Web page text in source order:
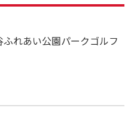
あい公園パークゴルフ